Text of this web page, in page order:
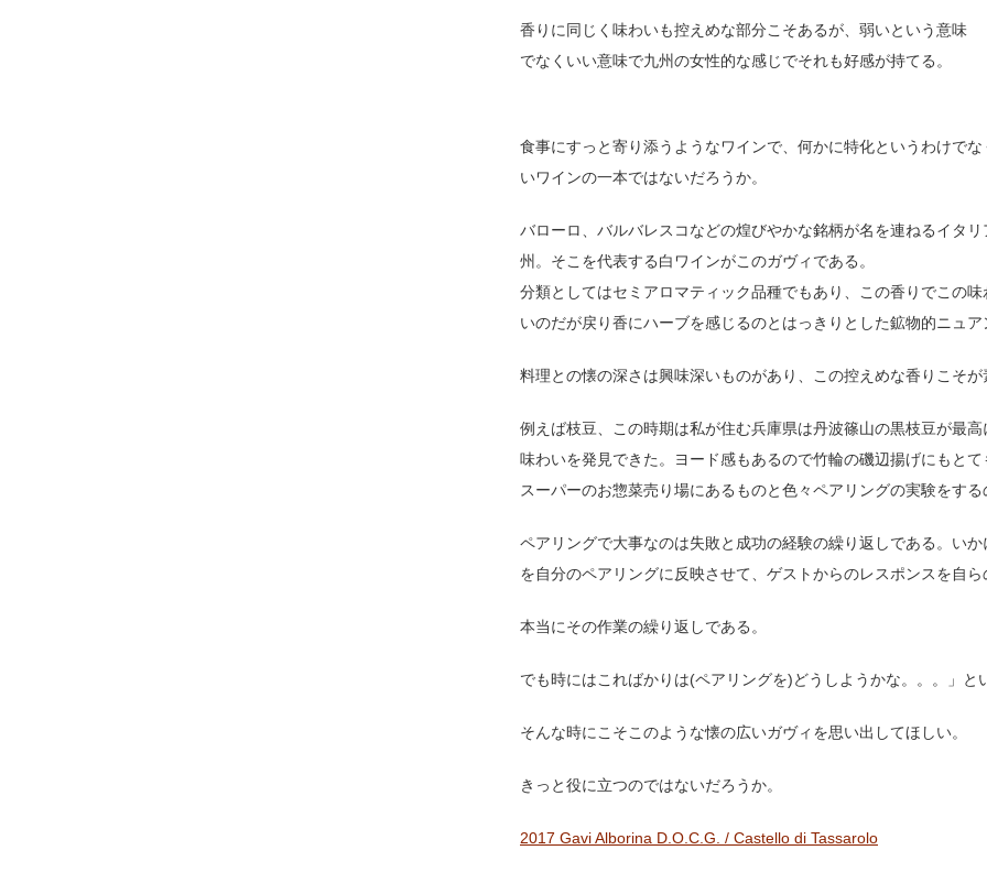
香りに同じく味わいも控えめな部分こそあるが、弱いという意味
でなくいい意味で九州の女性的な感じでそれも好感が持てる。
食事にすっと寄り添うようなワインで、何かに特化というわけで
いワインの一本ではないだろうか。
バローロ、バルバレスコなどの煌びやかな銘柄が名を連ねるイタ
州。そこを代表する白ワインがこのガヴィである。
分類としてはセミアロマティック品種でもあり、この香りでこの
いのだが戻り香にハーブを感じるのとはっきりとした鉱物的ニュア
料理との懐の深さは興味深いものがあり、この控えめな香りこそが
例えば枝豆、この時期は私が住む兵庫県は丹波篠山の黒枝豆が最
味わいを発見できた。ヨード感もあるので竹輪の磯辺揚げにもとて
スーパーのお惣菜売り場にあるものと色々ペアリングの実験をする
ペアリングで大事なのは失敗と成功の経験の繰り返しである。い
を自分のペアリングに反映させて、ゲストからのレスポンスを自ら
本当にその作業の繰り返しである。
でも時にはこればかりは(ペアリングを)どうしようかな。。。」と
そんな時にこそこのような懐の広いガヴィを思い出してほしい。
きっと役に立つのではないだろうか。
2017 Gavi Alborina D.O.C.G. / Castello di Tassarolo